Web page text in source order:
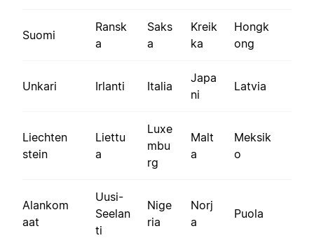
Suomi
Ransk
a
Saks
a
Kreik
ka
Hongk
ong
Unkari Irlanti Italia
Japa
ni
Latvia
Liechten
stein
Liettu
a
Luxe
mbu
rg
Malt
a
Meksik
o
Alankom
aat
Uusi-
Seelan
ti
Nige
ria
Norj
a
Puola